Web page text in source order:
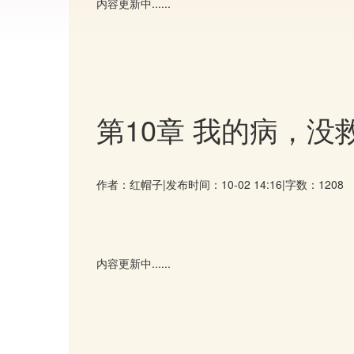
内容更新中......
第10章 我的病，没
作者：红帽子|发布时间：10-02 14:16|字数：1208
内容更新中......